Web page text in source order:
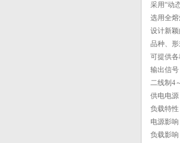
采用“动
选用全
设计新
品种、
可提供
输出信
二线制4
供电电源
负载特性
电源影
负载影